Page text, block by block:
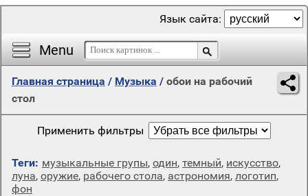
Menu
Язык сайта:
Главная страница / Музыка / обои на рабочий
стол
Применить фильтры
Теги: музыкальные групы, один, темный, искусство,
луна, оружие, рабочего стола, астрономия, логотип,
фон